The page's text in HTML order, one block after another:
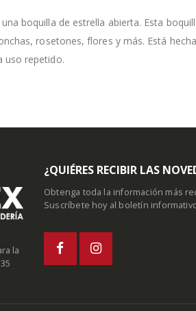
boquilla de estrella abierta. Esta
rosetones, flores y más. Está
uso repetido.
la
¿QUIÉRES RECIBIR LAS
Obtenga toda la información más
Suscríbete hoy al boletín